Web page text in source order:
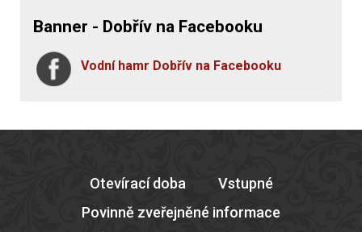
Banner - Dobřív na Facebooku
Vodní hamr Dobřív na Facebooku
Otevírací doba
Vstupné
Povinně zveřejněné informace